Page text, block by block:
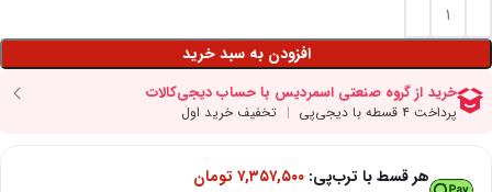
افزودن به سبد خرید
هر قسط با ترب‌پی: ۷,۳۵۷,۵۰۰ تومان